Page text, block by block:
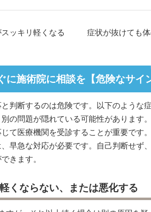
ッキリ軽くなる 症状が抜けても
に施術院に相談を【危険なサイ
判断するのは危険です。以下のような
の問題が隠れている可能性があります
て医療機関を受診することが重要です
早急な対応が必要です。自己判断せず
きます。
くならない、または悪化する